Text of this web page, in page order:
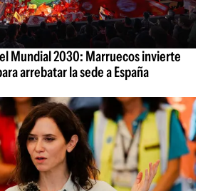
Mundial 2030: Marruecos invierte
arrebatar la sede a España